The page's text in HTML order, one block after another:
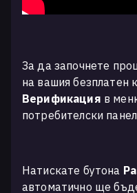
За да започнете
на вашия безплатен
Верификация в
потребителски
Натискате бутона
автоматично ще